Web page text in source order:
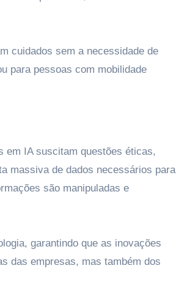
cuidados sem a necessidade de
para pessoas com mobilidade
em IA suscitam questões éticas,
massiva de dados necessários para
são manipuladas e
garantindo que as inovações
das empresas, mas também dos